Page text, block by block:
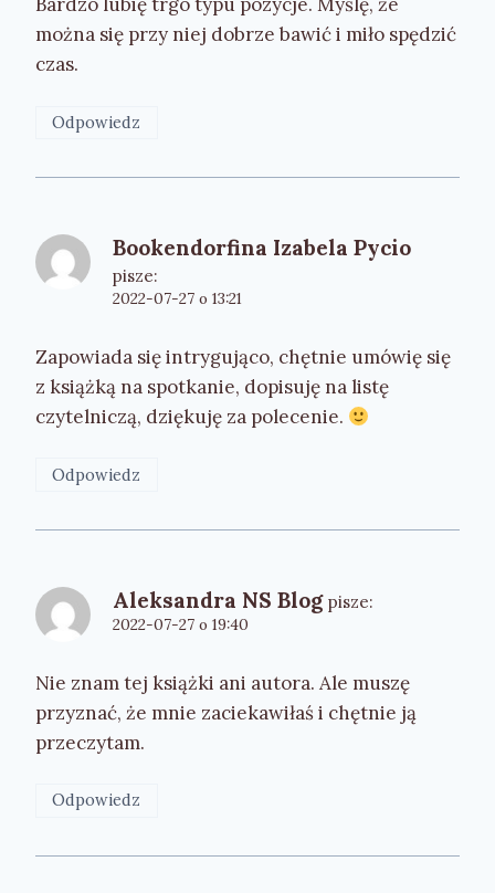
można się przy niej dobrze bawić i miło spędzić
czas.
Odpowiedz
Bookendorfina Izabela Pycio
pisze:
2022-07-27 o 13:21
Zapowiada się intrygująco, chętnie umówię się
z książką na spotkanie, dopisuję na listę
czytelniczą, dziękuję za polecenie.
Odpowiedz
Aleksandra NS Blog pisze:
2022-07-27 o 19:40
Nie znam tej książki ani autora. Ale muszę
przyznać, że mnie zaciekawiłaś i chętnie ją
przeczytam.
Odpowiedz